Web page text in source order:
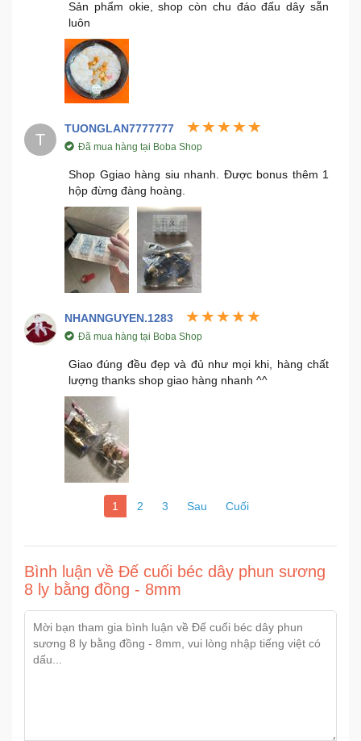
Sản phẩm okie, shop còn chu đáo đấu dây sẵn
luôn
T
TUONGLAN7777777
Đã mua hàng tại Boba Shop
Shop Ggiao hàng siu nhanh. Được bonus thêm 1
hộp đừng đàng hoàng.
NHANNGUYEN.1283
Đã mua hàng tại Boba Shop
Giao đúng đều đẹp và đủ như mọi khi, hàng chất
lượng thanks shop giao hàng nhanh ^^
1 2 3 Sau Cuối
Bình luận về Đế cuối béc dây phun sương
8 ly bằng đồng - 8mm